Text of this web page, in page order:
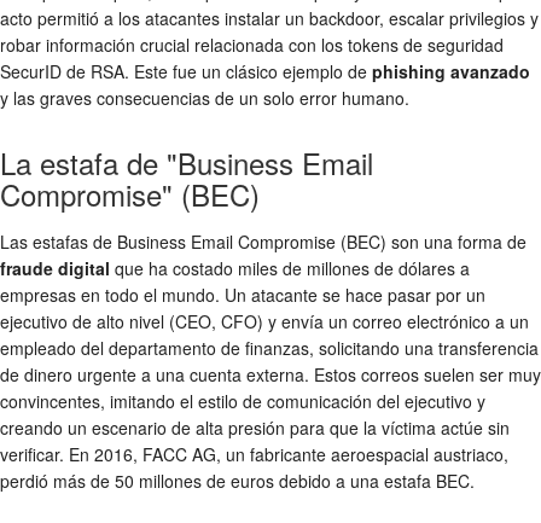
acto permitió a los atacantes instalar un backdoor, escalar privilegios y
robar información crucial relacionada con los tokens de seguridad
SecurID de RSA. Este fue un clásico ejemplo de phishing avanzado
y las graves consecuencias de un solo error humano.
La estafa de "Business Email
Compromise" (BEC)
Las estafas de Business Email Compromise (BEC) son una forma de
fraude digital que ha costado miles de millones de dólares a
empresas en todo el mundo. Un atacante se hace pasar por un
ejecutivo de alto nivel (CEO, CFO) y envía un correo electrónico a un
empleado del departamento de finanzas, solicitando una transferencia
de dinero urgente a una cuenta externa. Estos correos suelen ser muy
convincentes, imitando el estilo de comunicación del ejecutivo y
creando un escenario de alta presión para que la víctima actúe sin
verificar. En 2016, FACC AG, un fabricante aeroespacial austriaco,
perdió más de 50 millones de euros debido a una estafa BEC.